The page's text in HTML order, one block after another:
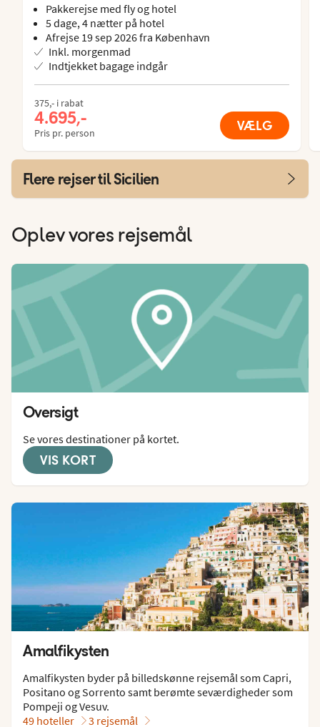
Pakkerejse med fly og hotel
5 dage, 4 nætter på hotel
Afrejse 19 sep 2026 fra København
Inkl. morgenmad
Indtjekket bagage indgår
375,- i rabat
4.695,-
Pris pr. person VÆLG
Flere rejser til Sicilien
Oplev vores rejsemål
Oversigt
Se vores destinationer på kortet.
VIS KORT
Amalfikysten
Amalfikysten byder på billedskønne rejsemål som Capri,
Positano og Sorrento samt berømte seværdigheder som
Pompeji og Vesuv.
49 hoteller
3 rejsemål